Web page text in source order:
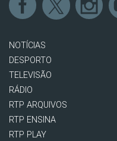
NOTÍCIAS
DESPORTO
TELEVISÃO
RÁDIO
RTP ARQUIVOS
RTP ENSINA
RTP PLAY